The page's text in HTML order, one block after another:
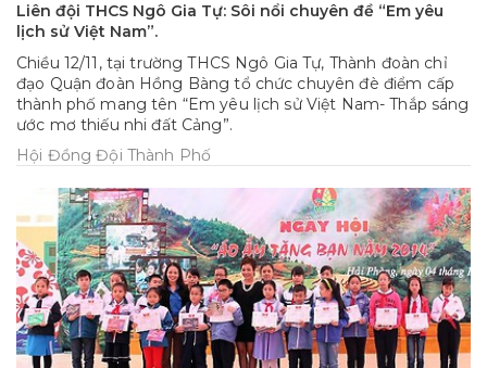
Liên đội THCS Ngô Gia Tự: Sôi nổi chuyên đề “Em yêu
lịch sử Việt Nam”.
Chiều 12/11, tại trường THCS Ngô Gia Tự, Thành đoàn chỉ
đạo Quận đoàn Hồng Bàng tổ chức chuyên đè điểm cấp
thành phố mang tên “Em yêu lịch sử Việt Nam- Thắp sáng
ước mơ thiếu nhi đất Cảng”.
Hội Đồng Đội Thành Phố